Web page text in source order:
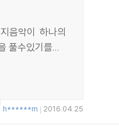
음악이 하나의
풀수있기를...
h******m 2016.04.25